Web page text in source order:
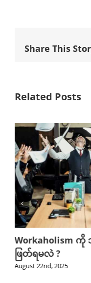
Share This
Related Posts
Workaholism
ဖြတ်ရမလဲ ?
August 22nd, 2025